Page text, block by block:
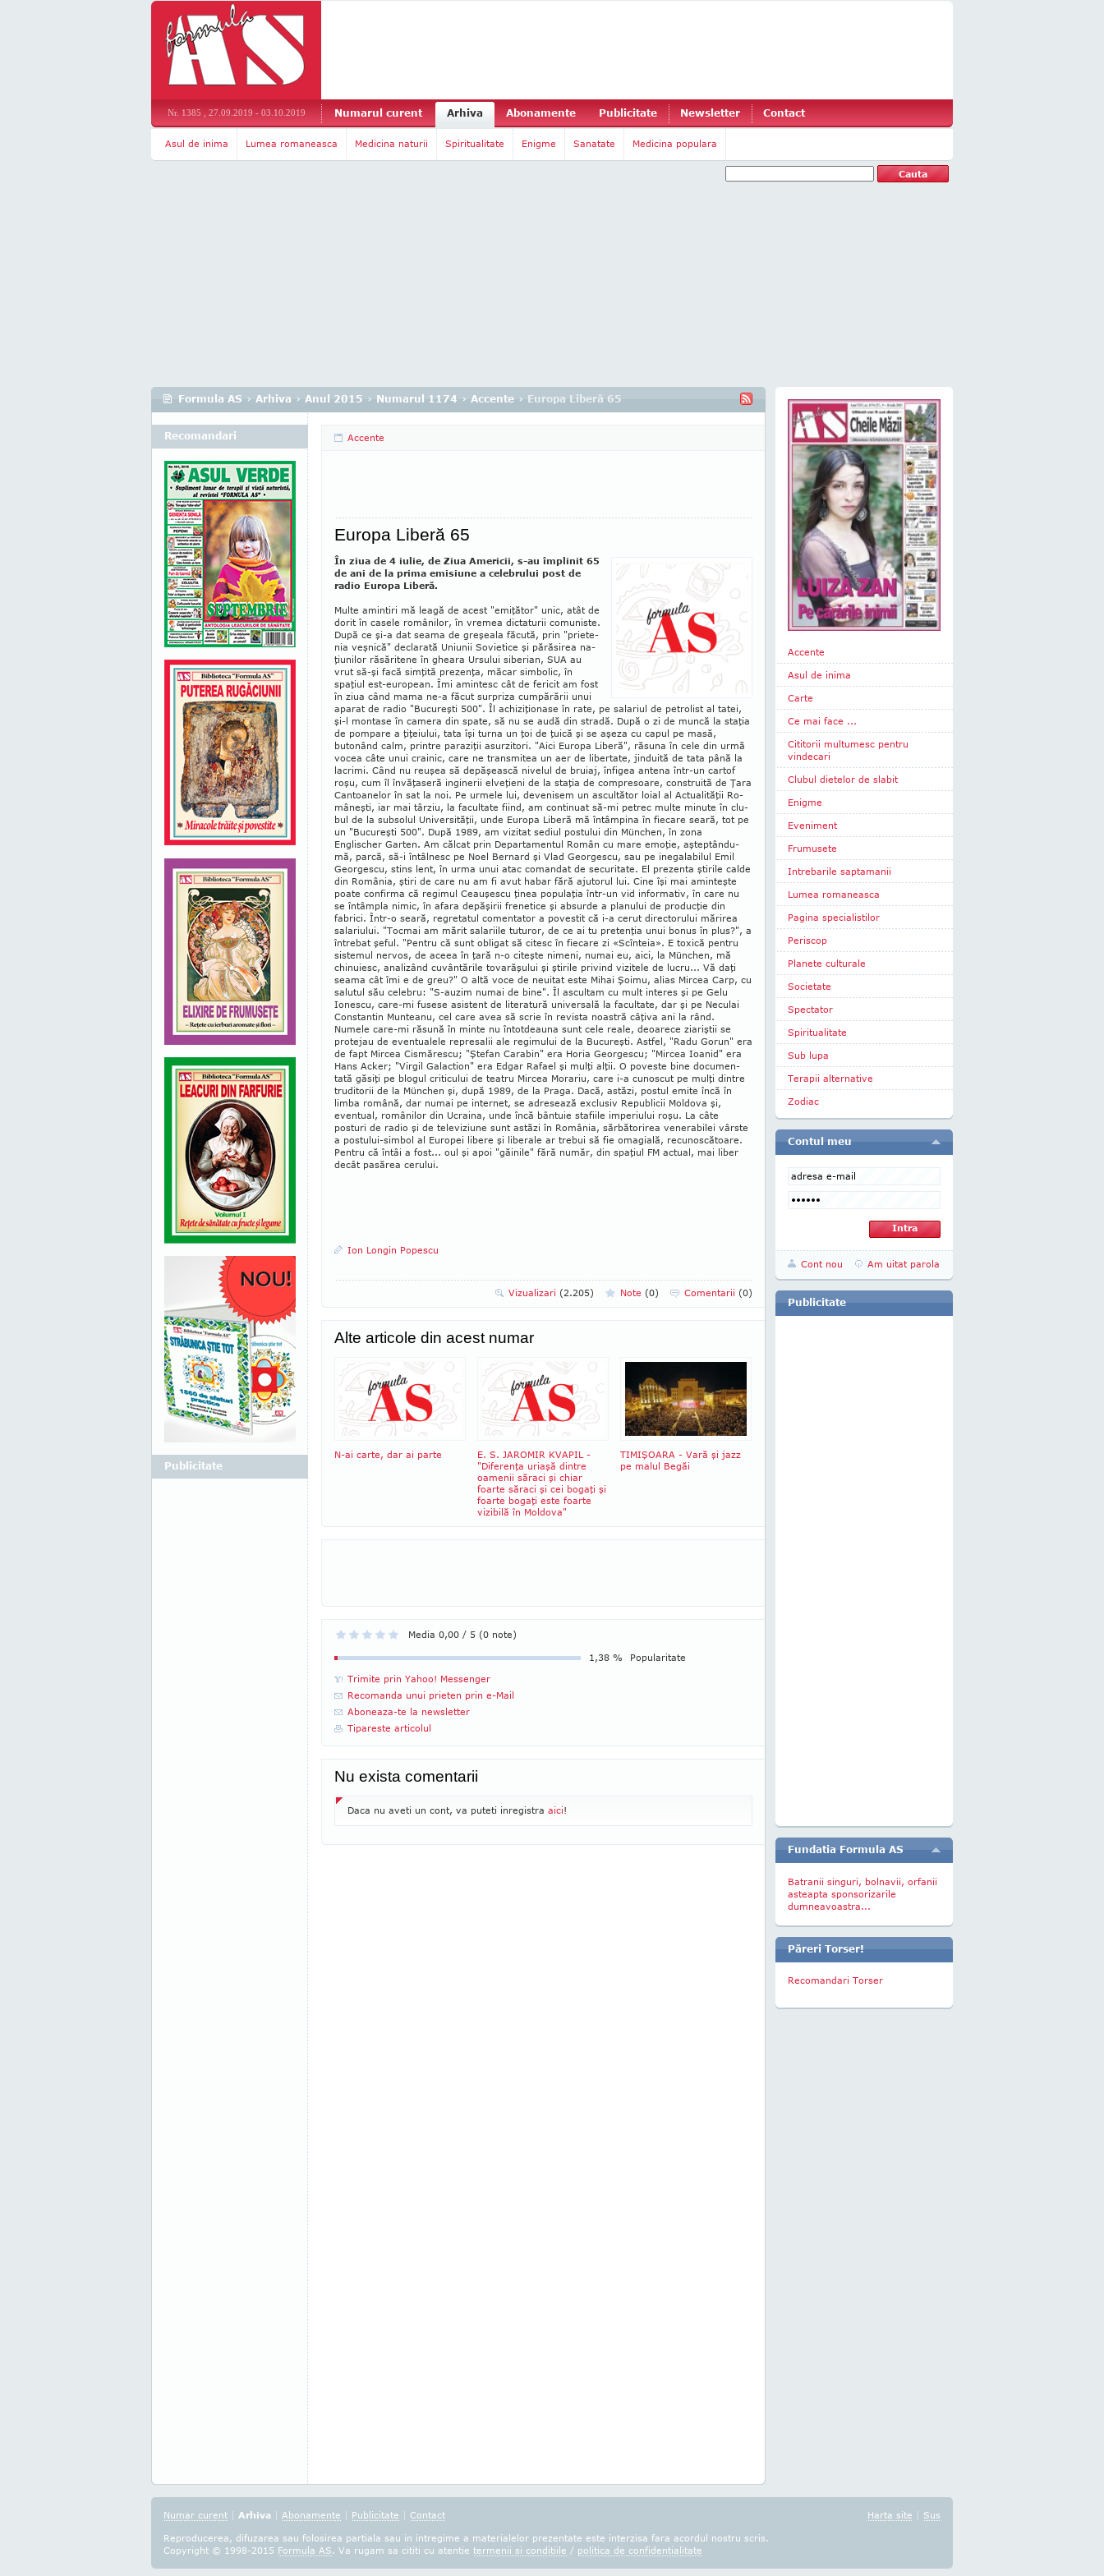
Nr. 1385 , 27.09.2019 - 03.10.2019 Numarul curent Arhiva Abonamente Publicitate Newsletter Contact
Asul de inima Lumea romaneasca Medicina naturii Spiritualitate Enigme Sanatate Medicina populara
Formula AS › Arhiva › Anul 2015 › Numarul 1174 › Accente › Europa Liberă 65
Accente
Europa Liberă 65
În ziua de 4 iulie, de Ziua Americii, s-au îm­plinit 65
de ani de la prima emisiune a cele­bru­lui post de
radio Europa Liberă.
Multe amintiri mă leagă de acest "emiţător" unic, atât de
dorit în casele românilor, în vremea dictaturii comuniste.
După ce şi-a dat seama de gre­şeala făcută, prin "prie­te­
nia veşnică" declarată Uni­u­nii Sovietice şi părăsirea na­
ţiunilor răsăritene în gheara Ur­sului siberian, SUA au
vrut să-şi facă simţită prezenţa, măcar simbolic, în
spaţiul est-european. Îmi amintesc cât de fericit am fost
în ziua când mama ne-a făcut sur­pri­za cum­pă­rării unui
aparat de radio "Bucu­reşti 500". Îl achiziţionase în rate, pe salariul de petrolist al tatei,
şi-l montase în camera din spate, să nu se audă din stradă. După o zi de muncă la staţia
de pom­pare a ţiţeiului, tata îşi turna un ţoi de ţuică şi se aşeza cu capul pe masă,
butonând calm, prin­tre para­ziţii asurzitori. "Aici Europa Li­be­ră", ră­su­na în cele din urmă
vocea câte unui crainic, ca­re ne transmitea un aer de libertate, jinduită de tata până la
lacrimi. Când nu reuşea să depă­şească nivelul de bruiaj, înfigea antena într-un cartof
roşu, cum îl învăţaseră inginerii elveţieni de la staţia de compresoare, construită de Ţara
Can­toanelor în sat la noi. Pe urmele lui, de­venisem un ascultător loial al Actualităţii Ro­
mâneşti, iar mai târziu, la facultate fiind, am continuat să-mi petrec multe minute în clu­
bul de la subsolul Universităţii, unde Europa Liberă mă întâmpina în fiecare sea­ră, tot pe
un "Bucu­reşti 500". După 1989, am vizitat sediul postu­lui din München, în zo­na
Englischer Garten. Am călcat prin Departamentul Român cu mare emoţie, aşteptându-
mă, parcă, să-i întâlnesc pe Noel Bernard şi Vlad Georgescu, sau pe inega­la­bilul Emil
Georgescu, stins lent, în urma unui atac comandat de securitate. El pre­zenta ştirile calde
din România, ştiri de care nu am fi avut habar fără ajutorul lui. Cine îşi mai aminteşte
poate confirma că regimul Ceauşescu ţinea populaţia într-un vid infor­mativ, în care nu
se întâmpla nimic, în afara depăşirii frenetice şi absurde a pla­nului de producţie din
fabrici. În­tr-o seară, regretatul comentator a povestit că i-a cerut direc­to­rului mărirea
salariului. "Toc­mai am mărit salariile tuturor, de ce ai tu pre­ten­ţia unui bonus în plus?", a
întrebat şeful. "Pen­tru că sunt obligat să citesc în fiecare zi «Scîn­teia». E toxică pentru
sistemul nervos, de aceea în ţa­ră n-o citeşte nimeni, numai eu, aici, la Mün­chen, mă
chinuiesc, analizând cuvân­tă­rile to­vară­şului şi ştirile privind vizitele de lu­cru... Vă daţi
seama cât îmi e de greu?" O altă voce de neuitat este Mihai Şoimu, alias Mircea Carp, cu
salutul său celebru: "S-auzim numai de bine". Îl as­cul­tam cu mult interes şi pe Gelu
Ionescu, ca­re-mi fusese asistent de literatură universală la facultate, dar şi pe Neculai
Cons­tan­tin Mun­teanu, cel care avea să scrie în re­vis­ta noastră câţiva ani la rând.
Numele care-mi ră­sună în minte nu întotdeauna sunt cele reale, de­oarece ziariştii se
protejau de even­tualele repre­salii ale regimului de la Bucu­reşti. Astfel, "Ra­du Go­run" era
de fapt Mir­cea Cismărescu; "Şte­fan Ca­rabin" era Horia Georgescu; "Mircea Ioa­nid" era
Hans Acker; "Virgil Galaction" era Edgar Ra­fael şi mulţi alţii. O poveste bine docu­men­­
tată găsiţi pe blogul criticului de teatru Mir­cea Morariu, care i-a cunoscut pe mulţi dintre
tru­ditorii de la München şi, după 1989, de la Pra­ga. Dacă, astăzi, postul emite încă în
limba ro­mână, dar numai pe internet, se adresează ex­clusiv Republicii Moldova şi,
eventual, româ­nilor din Ucraina, unde încă bântuie stafiile imperiului roşu. La câte
posturi de radio şi de televiziune sunt astăzi în România, sărbătorirea venerabilei vârste
a postului-simbol al Europei libere şi libe­rale ar trebui să fie omagială, recu­nos­cătoare.
Pentru că întâi a fost... oul şi apoi "găinile" fără număr, din spaţiul FM actual, mai liber
decât pasărea cerului.
Ion Longin Popescu
Vizualizari (2.205) Note (0) Comentarii (0)
Alte articole din acest numar
N-ai carte, dar ai parte
E. S. JAROMIR KVAPIL -
"Diferenţa uriaşă dintre
oamenii săraci şi chiar
foarte săraci şi cei bogaţi şi
foarte bogaţi este foarte
vizibilă în Moldova"
TIMIŞOARA - Vară şi jazz
pe malul Begăi
Media 0,00 / 5 (0 note)
Popularitate
1,38 %
Trimite prin Yahoo! Messenger
Recomanda unui prieten prin e-Mail
Aboneaza-te la newsletter
Tipareste articolul
Nu exista comentarii
Daca nu aveti un cont, va puteti inregistra aici!
Recomandari
Publicitate
Accente
Asul de inima
Carte
Ce mai face ...
Cititorii multumesc pentru
vindecari
Clubul dietelor de slabit
Enigme
Eveniment
Frumusete
Intrebarile saptamanii
Lumea romaneasca
Pagina specialistilor
Periscop
Planete culturale
Societate
Spectator
Spiritualitate
Sub lupa
Terapii alternative
Zodiac
Contul meu
Cont nou Am uitat parola
Publicitate
Fundatia Formula AS
Batranii singuri, bolnavii, orfanii
asteapta sponsorizarile
dumneavoastra...
Păreri Torser!
Recomandari Torser
Harta site | Sus
Numar curent | Arhiva | Abonamente | Publicitate | Contact
Reproducerea, difuzarea sau folosirea partiala sau in intregime a materialelor prezentate este interzisa fara acordul nostru scris.
Copyright © 1998-2015 Formula AS. Va rugam sa cititi cu atentie termenii si conditiile / politica de confidentialitate